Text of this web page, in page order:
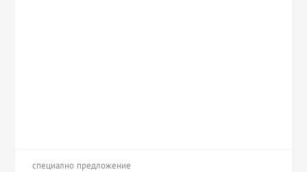
специално предложение